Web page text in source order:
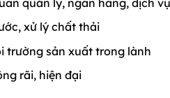
xử lý chất thải
trường sản xuất trong lành
rãi, hiện đại